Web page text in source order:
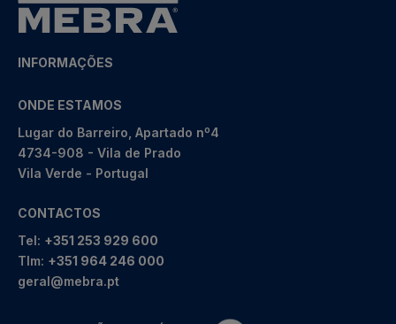
INFORMAÇÕES
ONDE ESTAMOS
Lugar do Barreiro, Apartado nº4
4734-908 - Vila de Prado
Vila Verde - Portugal
CONTACTOS
Tel: +351 253 929 600
Tlm: +351 964 246 000
geral@mebra.pt